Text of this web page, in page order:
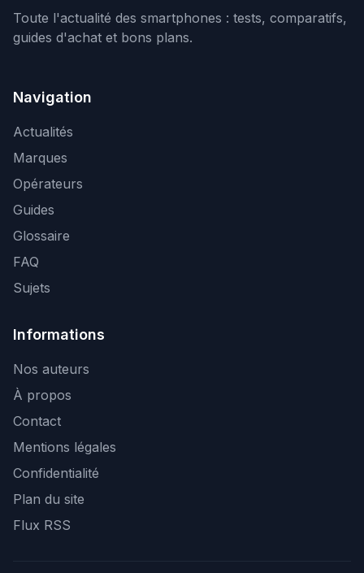
Toute l'actualité des smartphones : tests, comparatifs,
guides d'achat et bons plans.
Navigation
Actualités
Marques
Opérateurs
Guides
Glossaire
FAQ
Sujets
Informations
Nos auteurs
À propos
Contact
Mentions légales
Confidentialité
Plan du site
Flux RSS